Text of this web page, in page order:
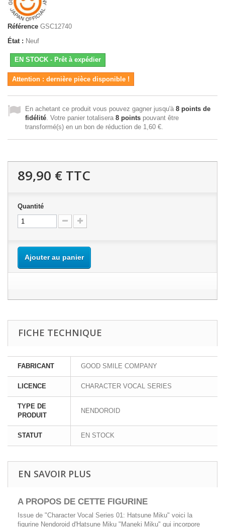
Référence GSC12740
État : Neuf
EN STOCK - Prêt à expédier
Attention : dernière pièce disponible !
En achetant ce produit vous pouvez gagner jusqu'à 8 points de
fidélité . Votre panier totalisera 8 points pouvant être
transformé(s) en un bon de réduction de 1,60 €
89,90 € TTC
Quantité
Ajouter au panier
FICHE TECHNIQUE
FABRICANT GOOD SMILE COMPANY
LICENCE CHARACTER VOCAL SERIES
TYPE DE
PRODUIT
NENDOROID
STATUT EN STOCK
EN SAVOIR PLUS
A PROPOS DE CETTE FIGURINE
Issue de "Character Vocal Series 01: Hatsune Miku" voici la
figurine Nendoroid d'Hatsune Miku "Maneki Miku" qui incorpore